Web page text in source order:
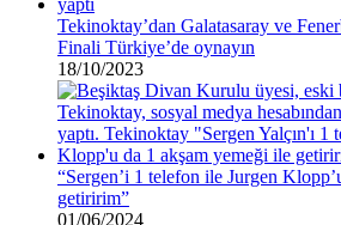
Tekinoktay’dan Galatasaray ve
Finali Türkiye’de oynayın
18/10/2023
“Sergen’i 1 telefon ile Jurgen
getiririm”
01/06/2024